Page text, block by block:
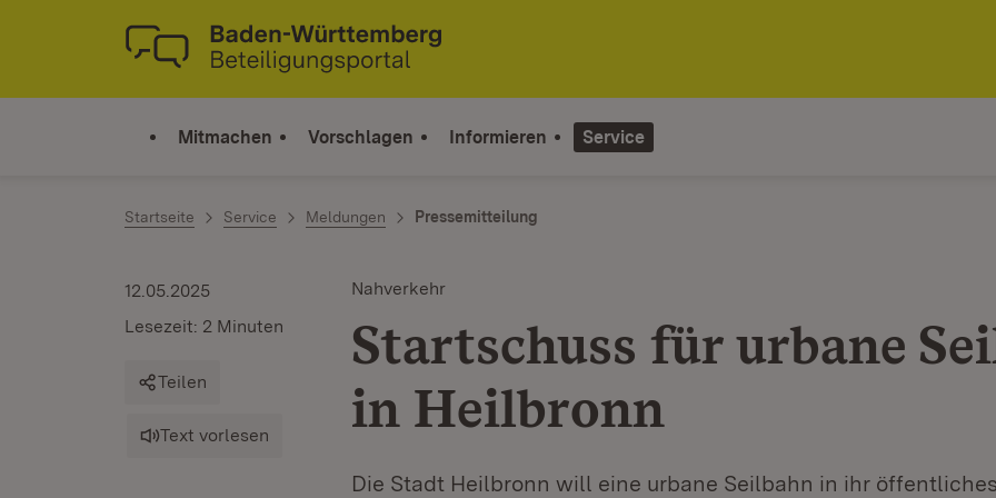
Zum Inhalt springen
Link zur Startseite
Mitmachen Vorschlagen Informieren Service
Startseite Service Meldungen Pressemitteilung
Nahverkehr
Startschuss für urbane
in Heilbronn
Die Stadt Heilbronn will eine urbane Seilbahn in ihr öffentliches
12.05.2025
Lesezeit: 2 Minuten
Teilen
Text vorlesen